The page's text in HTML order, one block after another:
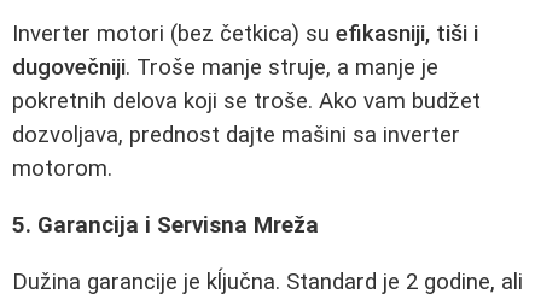
Inverter motori (bez četkica) su efikasniji, tiši i
dugovečniji. Troše manje struje, a manje je
pokretnih delova koji se troše. Ako vam budžet
dozvoljava, prednost dajte mašini sa inverter
motorom.
5. Garancija i Servisna Mreža
Dužina garancije je kĺjučna. Standard je 2 godine, ali